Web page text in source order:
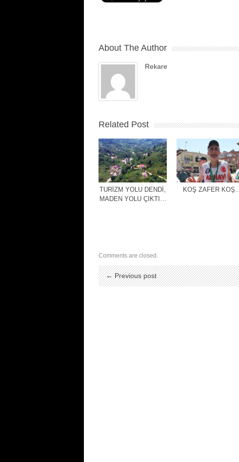
About The Author
Rekare
Related Post
TURİZM YOLU DENDİ,
MADEN YOLU ÇIKTI…
KOŞ ZAFER KOŞ..
Comments are closed.
← Previous post